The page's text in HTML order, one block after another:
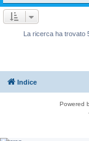
La ricerca ha trovato
Indice
Powered